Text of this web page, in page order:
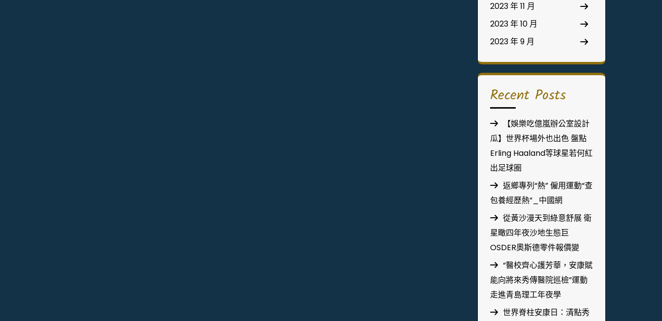
2023 年 11 月
2023 年 10 月
2023 年 9 月
Recent Posts
【娛樂吃億嵐辦公室設計
瓜】世界杯場外也出色 盤點
Erling Haaland等球星若何紅
出足球圈
返鄉專列“熱” 僱用運動“查
包養經歷熱”_中國網
從黃沙漫天到綠意舒展 衛
星瞰四年夜沙地生態巨
OSDER奧斯德零件報價變
“醫校齊心護芳華，安康賦
能向將來秀傳醫院巡檢”運動
走進青島理工年夜學
世界脊柱安康日：清點秀